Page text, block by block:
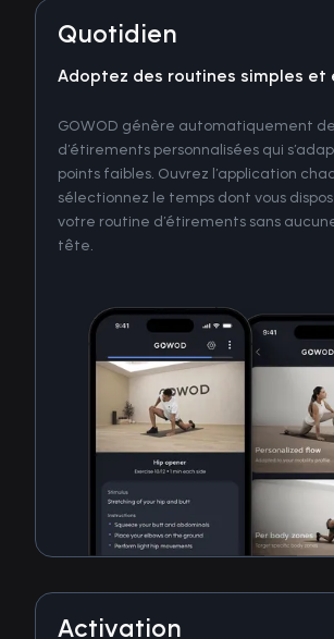
Quotidien
Adoptez des routines simples et
GOWOD génère automatiquement
d’étirements personnalisées qui
points faibles. Ouvrez l’application
sélectionnez le temps dont vous
votre routine d’étirements sans
tête.
Activation